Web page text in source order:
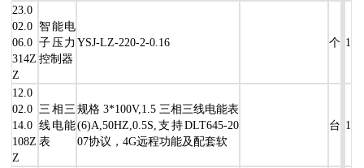
23.0
02.0
06.0
314Z
Z
智能电
子压力
控制器
YSJ-LZ-220-2-0.16 个 1
12.0
02.0
14.0
108Z
Z
三相三
线电能
表
规格 3*100V,1.5 三相三线电能表
(6)A,50HZ,0.5S,支持DLT645-20
07协议，4G远程功能及配套软
台 1